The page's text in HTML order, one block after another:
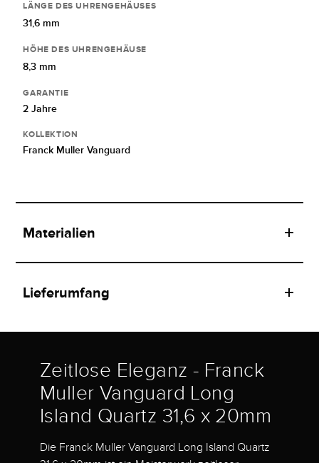
LÄNGE DES UHRENGEHÄUSES
31,6 mm
HÖHE DES UHRENGEHÄUSE
8,3 mm
GARANTIE
2 Jahre
KOLLEKTION
Franck Muller Vanguard
Materialien
Lieferumfang
Zeitlose Eleganz - Franck
Muller Vanguard Long
Island Quartz 31,6 x 20mm
Die Franck Muller Vanguard Long Island Quartz